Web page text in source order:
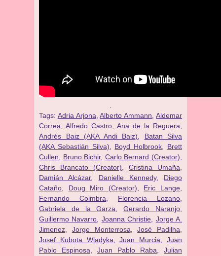
Tags: Adria Arjona ,Alberto Ammann ,Aldemar
Correa
Alfredo Castro Ana de la Reguera
Andrés Baiz (AKA Andi Baiz)
Batan Silva
(AKA Sebastián Silva)
Boyd Holbrook
Brett
Cullen
Bruno Bichir, Carlo Bernard (Creator)
Chris Brancato (Creator)
Cristina Umaña
Damián Alcázar, Danielle Kennedy, Diego
Cataño
Doug Miro (Creator) Eric Lange
Fernando Coimbra
Florencia Lozano
Gabriela de la Garza ,Gerardo Naranjo
Guillermo Navarro
Joanna Christie
Jorge A.
Jimenez
Jorge Monterrosa ,José Padilha
Josef Kubota Wladyka ,Juan Murcia ,Juan
Pablo Espinosa
Juan Pablo Raba
Julian